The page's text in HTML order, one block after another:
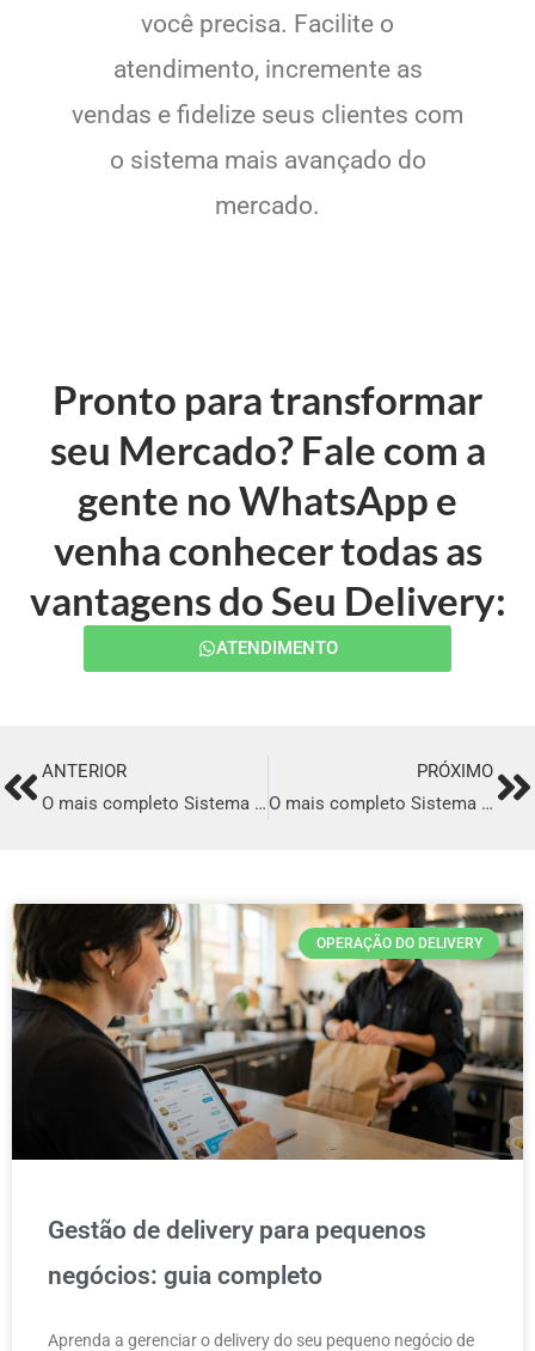
você precisa. Facilite o
atendimento, incremente as
vendas e fidelize seus clientes com
o sistema mais avançado do
mercado.
Pronto para transformar
seu Mercado? Fale com a
gente no WhatsApp e
venha conhecer todas as
vantagens do Seu Delivery:
ATENDIMENTO
PrevANTERIOR
O mais completo Sistema para Delivery em Quixeramobim
PRÓXIMO
O mais completo Sistema para Delivery em Lajeado
OPERAÇÃO DO DELIVERY
Gestão de delivery para pequenos
negócios: guia completo
Aprenda a gerenciar o delivery do seu pequeno negócio de